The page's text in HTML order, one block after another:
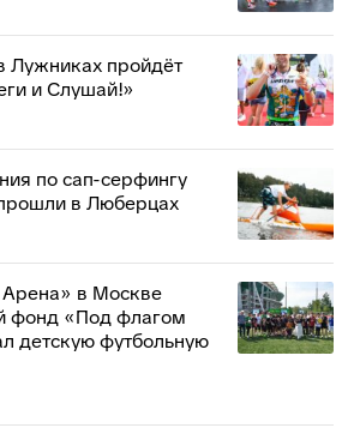
Лужниках пройдёт
и Слушай!»
по сап-серфингу
в Люберцах
в Москве
фонд «Под флагом
детскую футбольную